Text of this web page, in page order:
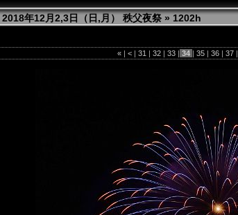
2018年12月2,3日（日,月） 秩父夜祭 » 1202h
« | < | 31 | 32 | 33 | 34 | 35 | 36 | 37 |